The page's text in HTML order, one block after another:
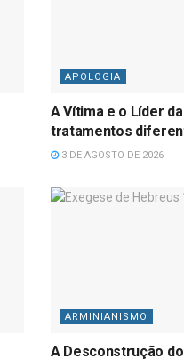
APOLOGIA
A Vítima e o Líder
tratamentos
3 DE AGOSTO DE 2026
ARMINIANISMO
A Desconstrução